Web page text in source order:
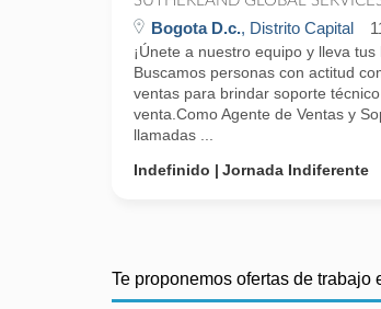
Bogota D.c., Distrito Capital
¡Únete a nuestro equipo y lleva
Buscamos personas con actitud
ventas para brindar soporte
venta.Como Agente de Ventas y
llamadas ...
Indefinido
Jornada Indiferente
Te proponemos ofertas de trabajo